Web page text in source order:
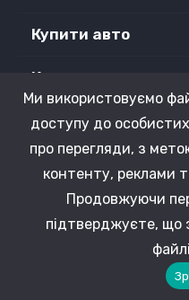
Купити авто
Контакти
Продані авто
Copyright © 2015 - 2026
Ми використовуємо
доступу до
про перегляди, з
контенту, реклами
Продовжуючи
підтверджуєте, що